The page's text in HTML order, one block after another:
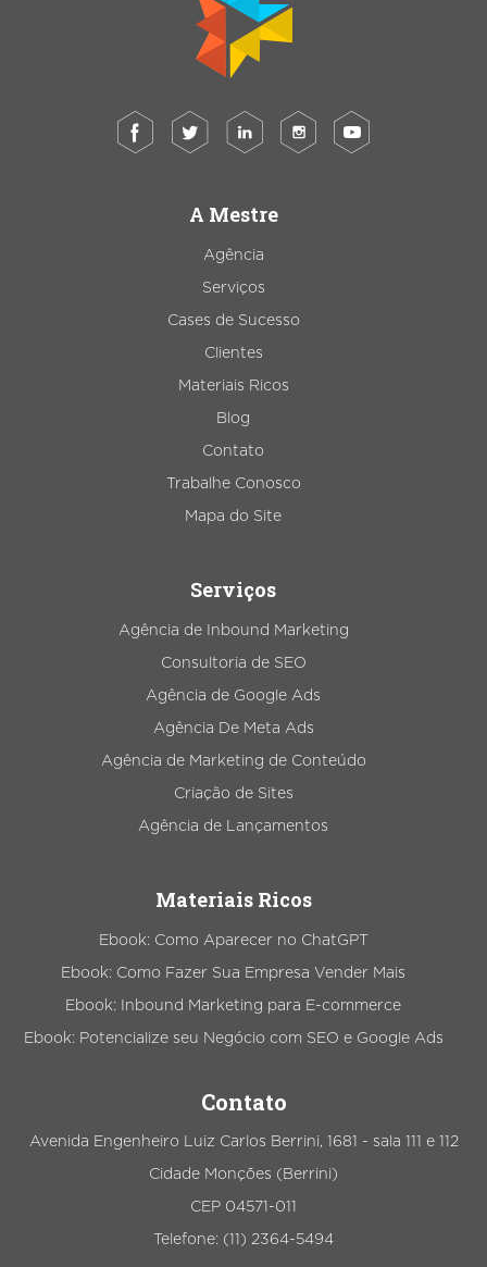
A Mestre
Agência
Serviços
Cases de Sucesso
Clientes
Materiais Ricos
Blog
Contato
Trabalhe Conosco
Mapa do Site
Serviços
Agência de Inbound Marketing
Consultoria de SEO
Agência de Google Ads
Agência De Meta Ads
Agência de Marketing de Conteúdo
Criação de Sites
Agência de Lançamentos
Materiais Ricos
Ebook: Como Aparecer no ChatGPT
Ebook: Como Fazer Sua Empresa Vender Mais
Ebook: Inbound Marketing para E-commerce
Ebook: Potencialize seu Negócio com SEO e Google Ads
Contato
Avenida Engenheiro Luiz Carlos Berrini, 1681 - sala 111 e 112
Cidade Monções (Berrini)
CEP 04571-011
Telefone: (11) 2364-5494